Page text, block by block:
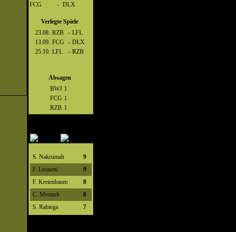
FCG
- DLX
Verlegte Spiele
23.08. RZB - LFL
13.09. FCG - DLX
25.10. LFL - RZB
Absagen
BWJ 1
FCG 1
RZB 1
S. Nakrumah
9
F. Leonetti
9
F. Kreienbaum
8
C. Mrotzek
8
S. Rabiega
7